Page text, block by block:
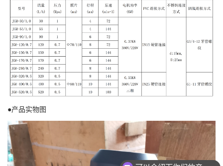
●产品实物图